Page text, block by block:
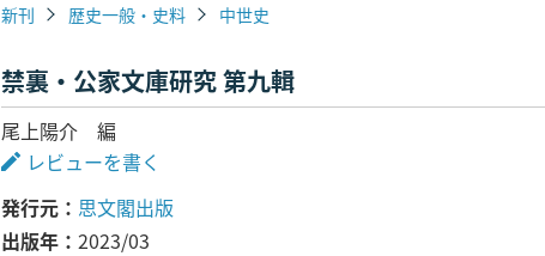
新刊 歴史一般・史料 中世史
禁裏・公家文庫研究 第九輯
尾上陽介 編
レビューを書く
発行元
思文閣出版
出版年
2023/03